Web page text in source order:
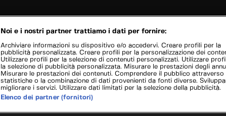
Noi e i nostri partner trattiamo i dati per fornire:
Archiviare informazioni su dispositivo e/o accedervi. Creare profili per la
pubblicità personalizzata. Creare profili per la personalizzazione dei
Utilizzare profili per la selezione di contenuti personalizzati. Utilizzare
la selezione di pubblicità personalizzata. Misurare le prestazioni degli
Misurare le prestazioni dei contenuti. Comprendere il pubblico attraverso
statistiche o la combinazione di dati provenienti da fonti diverse.
migliorare i servizi. Utilizzare dati limitati per la selezione della pubblicità.
Elenco dei partner (fornitori)